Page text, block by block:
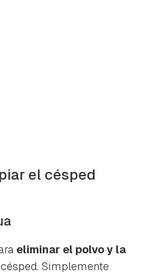
el césped
eliminar el polvo y la
Simplemente